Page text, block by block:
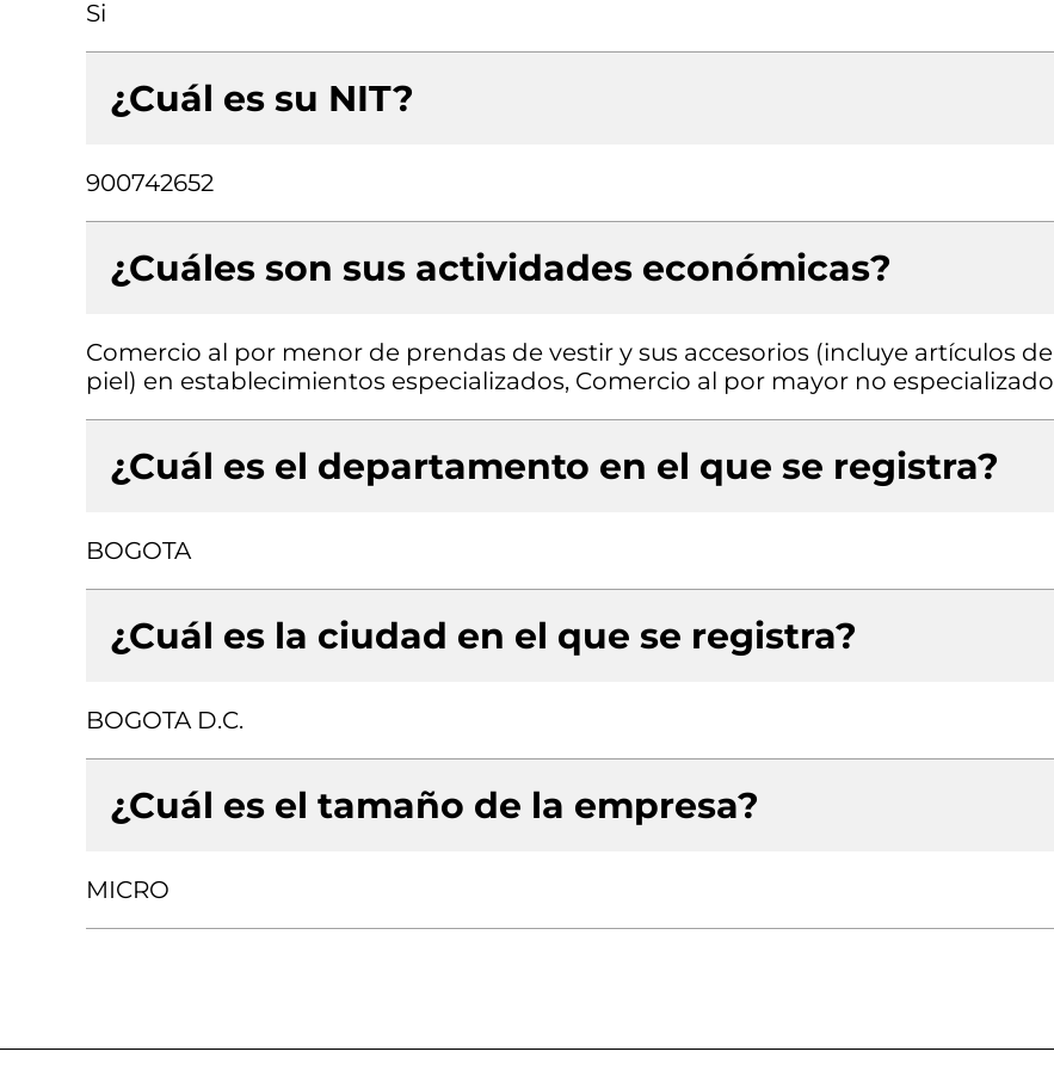
Si
¿Cuál es su NIT?
900742652
¿Cuáles son sus actividades económicas?
Comercio al por menor de prendas de vestir y sus accesorios (incluye artículos de
piel) en establecimientos especializados, Comercio al por mayor no especializado
¿Cuál es el departamento en el que se registra?
BOGOTA
¿Cuál es la ciudad en el que se registra?
BOGOTA D.C.
¿Cuál es el tamaño de la empresa?
MICRO